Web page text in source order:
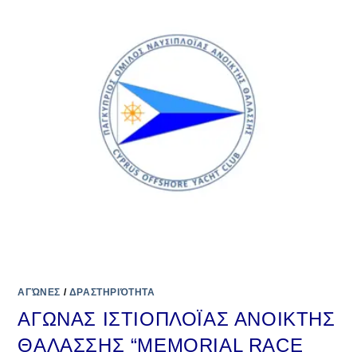
ΑΓΏΝΕΣ / ΔΡΑΣΤΗΡΙΌΤΗΤΑ
ΑΓΩΝΑΣ ΙΣΤΙΟΠΛΟΪΑΣ ΑΝΟΙΚΤΗΣ
ΘΑΛΑΣΣΗΣ “MEMORIAL RACE